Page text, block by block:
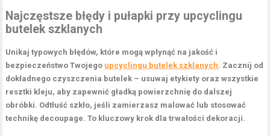
Najczęstsze błędy i pułapki przy upcyclingu
butelek szklanych
Unikaj typowych błędów, które mogą wpłynąć na jakość i
bezpieczeństwo Twojego upcyclingu butelek szklanych. Zacznij od
dokładnego czyszczenia butelek – usuwaj etykiety oraz wszystkie
resztki kleju, aby zapewnić gładką powierzchnię do dalszej
obróbki. Odtłuść szkło, jeśli zamierzasz malować lub stosować
technikę decoupage. To kluczowy krok dla trwałości dekoracji.